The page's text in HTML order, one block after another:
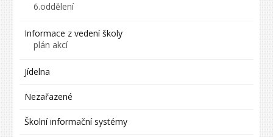
6.oddělení
Informace z vedení školy
plán akcí
Jídelna
Nezařazené
Školní informační systémy